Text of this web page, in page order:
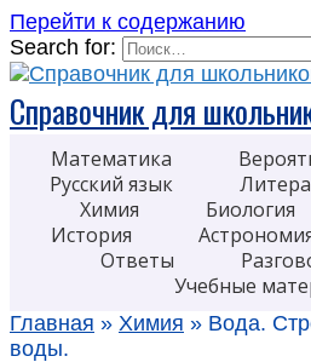
Перейти к содержанию
Search for:
Справочник для
Математика
Русский язык
Химия
Биология
История
Ответы
Учебные
Главная » Химия » Вода.
воды.